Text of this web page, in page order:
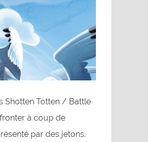
Shotten Totten / Battle
à coup de
par des jetons.